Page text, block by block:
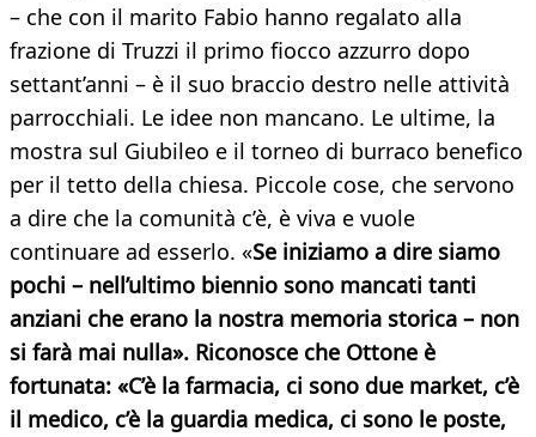
– che con il marito Fabio hanno regalato alla
frazione di Truzzi il primo fiocco azzurro dopo
settant’anni – è il suo braccio destro nelle attività
parrocchiali. Le idee non mancano. Le ultime, la
mostra sul Giubileo e il torneo di burraco benefico
per il tetto della chiesa. Piccole cose, che servono
a dire che la comunità c’è, è viva e vuole
continuare ad esserlo. «Se iniziamo a dire siamo
pochi – nell’ultimo biennio sono mancati tanti
anziani che erano la nostra memoria storica – non
si farà mai nulla». Riconosce che Ottone è
fortunata: «C’è la farmacia, ci sono due market, c’è
il medico, c’è la guardia medica, ci sono le poste,